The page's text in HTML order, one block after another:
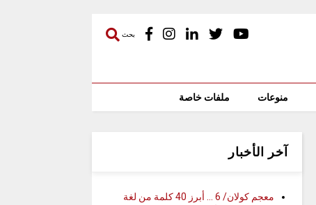
بحث
منوعات ملفات خاصة
آخر الأخبار
معجم كولان/ 6 … أبرز 40 كلمة من لغة